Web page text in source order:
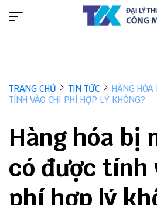
TRANG CHỦ TIN TỨC
HÀNG
TÍNH VÀO CHI PHÍ HỢP LÝ KHÔNG?
Hàng hóa bị
có được tính
phí hợp lý